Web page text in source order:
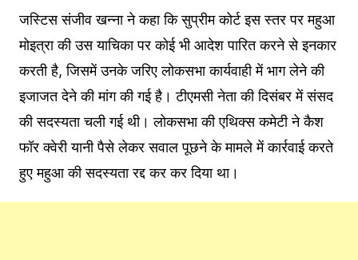
जस्टिस संजीव खन्ना ने कहा कि सुप्रीम कोर्ट इस स्तर पर महुआ
मोइत्रा की उस याचिका पर कोई भी आदेश पारित करने से इनकार
करती है, जिसमें उनके जरिए लोकसभा कार्यवाही में भाग लेने की
इजाजत देने की मांग की गई है। टीएमसी नेता की दिसंबर में संसद
की सदस्यता चली गई थी। लोकसभा की एथिक्स कमेटी ने कैश
फॉर क्वेरी यानी पैसे लेकर सवाल पूछने के मामले में कार्रवाई करते
हुए महुआ की सदस्यता रद्द कर कर दिया था।